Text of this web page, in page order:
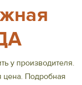
у производителя.
цена. Подробная